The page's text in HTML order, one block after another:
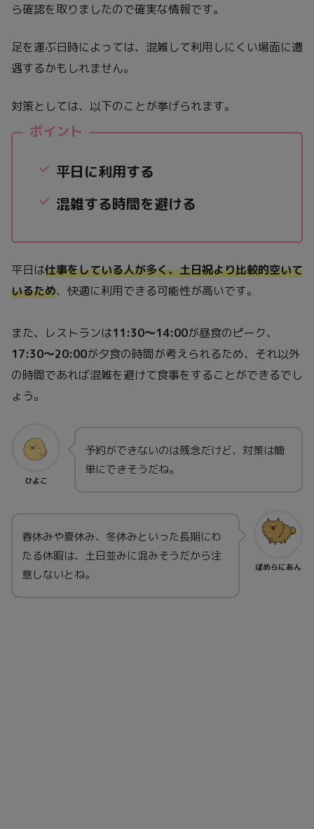
ら確認を取りましたので確実な情報です。
足を運ぶ日時によっては、混雑して利用しにくい場面に遭
遇するかもしれません。
対策としては、以下のことが挙げられます。
ポイント
平日に利用する
混雑する時間を避ける
平日は仕事をしている人が多く、土日祝より比較的空いて
いるため、快適に利用できる可能性が高いです。
また、レストランは11:30〜14:00が昼食のピーク、
17:30〜20:00が夕食の時間が考えられるため、それ以外
の時間であれば混雑を避けて食事をすることができるでし
ょう。
ひよこ
予約ができないのは残念だけど、対策は簡
単にできそうだね。
ぽめらにあん
春休みや夏休み、冬休みといった長期にわ
たる休暇は、土日並みに混みそうだから注
意しないとね。